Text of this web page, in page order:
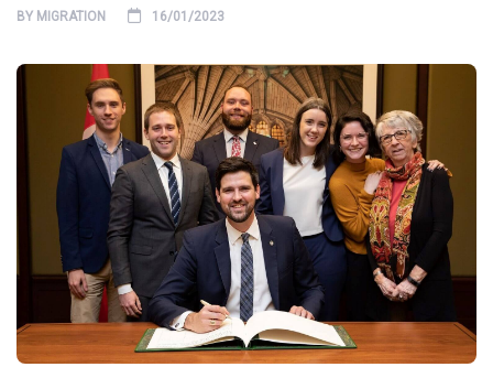
BY MIGRATION 16/01/2023